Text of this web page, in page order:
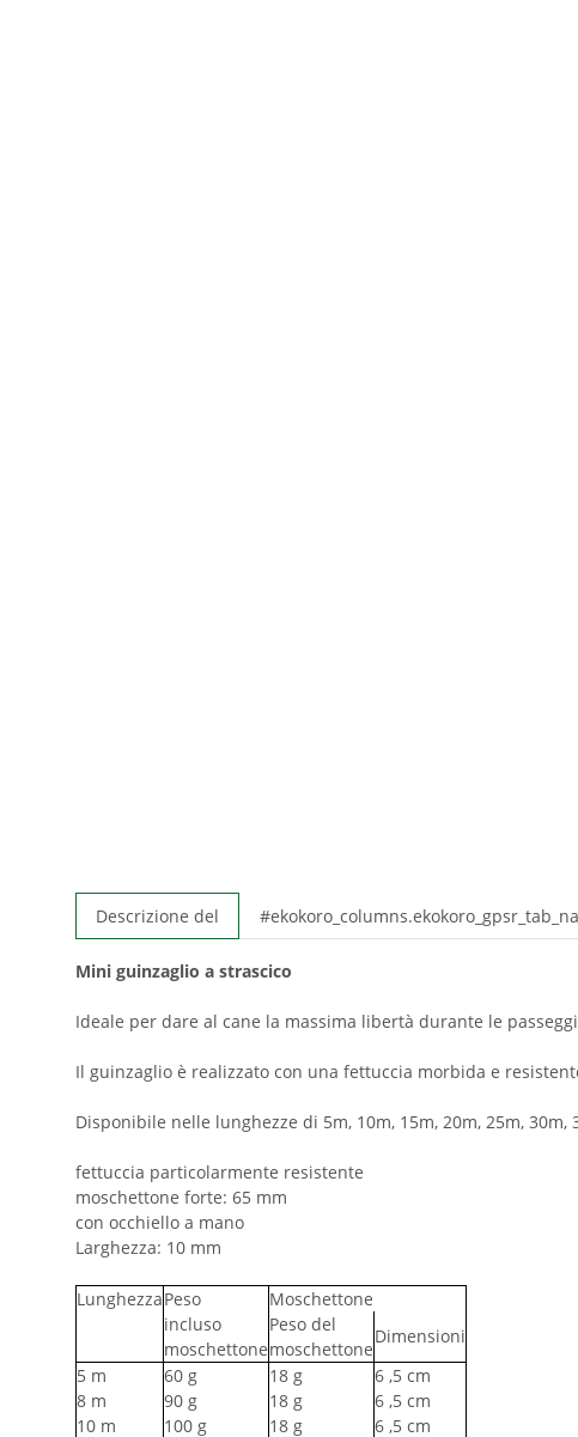
Descrizione del
Mini guinzaglio a strascico
Ideale per dare al cane la massima libertà durante le
Il guinzaglio è realizzato con una fettuccia morbida e
Disponibile nelle lunghezze di 5m, 10m, 15m, 20m, 25m, 30m,
fettuccia particolarmente resistente
moschettone forte: 65 mm
con occhiello a mano
Larghezza: 10 mm
LunghezzaPeso
Moschettone
incluso
moschettone
Peso del
moschettone
Dimensioni
5 m 60 g 18 g 6 ,5 cm
8 m 90 g 18 g 6 ,5 cm
10 m 100 g 18 g 6 ,5 cm